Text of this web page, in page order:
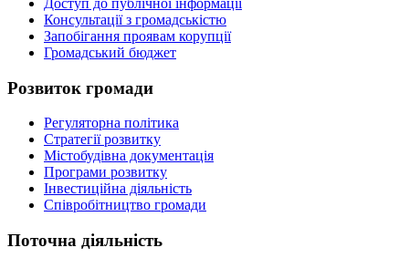
Консультації з громадськістю
Запобігання проявам корупції
Громадський бюджет
Розвиток громади
Регуляторна політика
Стратегії розвитку
Містобудівна документація
Програми розвитку
Інвестиційна діяльність
Співробітництво громади
Поточна діяльність